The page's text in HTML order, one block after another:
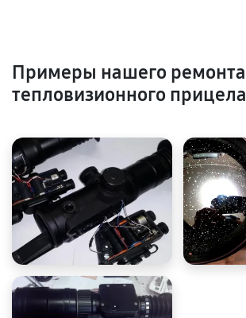
Примеры нашего ремонта
тепловизионного прицела